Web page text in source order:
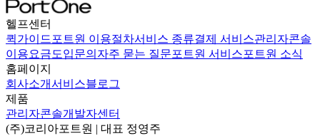
헬프센터
퀵가이드 포트원 이용절차서비스 종류결제 서비스관리자콘솔
이용요금도입문의 자주 묻는 질문포트원 서비스포트원 소식
홈페이지
회사소개서비스블로그
제품
관리자콘솔개발자센터
(주)코리아포트원 | 대표 정영주